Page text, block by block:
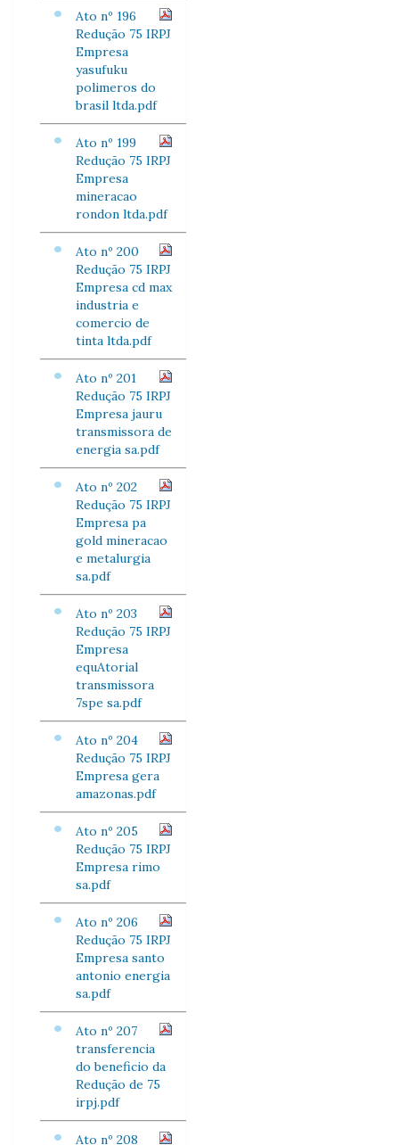
Ato nº 196
Redução 75 IRPJ
Empresa
yasufuku
polimeros do
brasil ltda.pdf
Ato nº 199
Redução 75 IRPJ
Empresa
mineracao
rondon ltda.pdf
Ato nº 200
Redução 75 IRPJ
Empresa cd max
industria e
comercio de
tinta ltda.pdf
Ato nº 201
Redução 75 IRPJ
Empresa jauru
transmissora de
energia sa.pdf
Ato nº 202
Redução 75 IRPJ
Empresa pa
gold mineracao
e metalurgia
sa.pdf
Ato nº 203
Redução 75 IRPJ
Empresa
equAtorial
transmissora
7spe sa.pdf
Ato nº 204
Redução 75 IRPJ
Empresa gera
amazonas.pdf
Ato nº 205
Redução 75 IRPJ
Empresa rimo
sa.pdf
Ato nº 206
Redução 75 IRPJ
Empresa santo
antonio energia
sa.pdf
Ato nº 207
transferencia
do beneficio da
Redução de 75
irpj.pdf
Ato nº 208